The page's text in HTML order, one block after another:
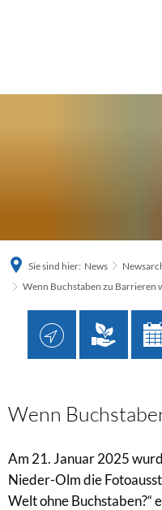
Sie sind hier: News
Wenn Buchstaben zu Barrieren
Wenn
Am 21. Januar 2025
Nieder-Olm die
Welt ohne Buchstaben?“